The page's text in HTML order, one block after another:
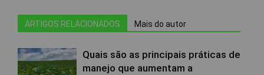
ARTIGOS RELACIONADOS Mais do autor
Quais são as principais práticas de
manejo que aumentam a